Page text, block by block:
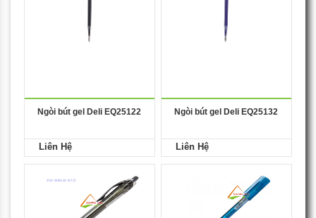
Ngòi bút gel Deli EQ25122
Liên Hệ
Ngòi bút gel Deli EQ25132
Liên Hệ